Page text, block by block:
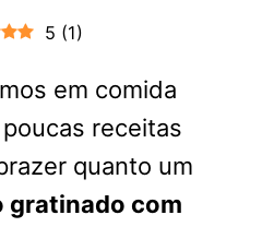
5 (1)
em comida
receitas
quanto um
gratinado com